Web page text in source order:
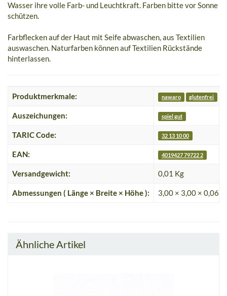
Wasser ihre volle Farb- und Leuchtkraft. Farben bitte vor Sonne
schützen.
Farbflecken auf der Haut mit Seife abwaschen, aus Textilien
auswaschen. Naturfarben können auf Textilien Rückstände
hinterlassen.
Produktmerkmale: nawaro glutenfrei
Auszeichungen: spiel gut
TARIC Code: 32 13 10 00
EAN: 4019427 79722 2
Versandgewicht: 0,01 Kg
Abmessungen ( Länge × Breite × Höhe ): 3,00 × 3,00 × 0,06
Ähnliche Artikel